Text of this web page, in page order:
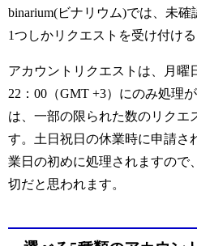
binarium(ビナリウム)では、未
1つしかリクエストを受け付け
アカウントリクエストは、月曜
22：00（GMT +3）にのみ処理
は、一部の限られた数のリクエ
す。土日祝日の休業時に申請さ
業日の初めに処理されますので
切だと思われます。